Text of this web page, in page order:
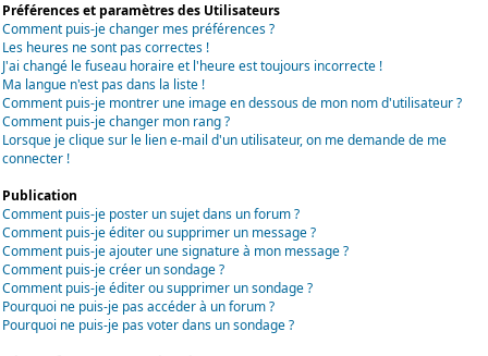
Préférences et paramètres des Utilisateurs
Comment puis-je changer mes préférences ?
Les heures ne sont pas correctes !
J'ai changé le fuseau horaire et l'heure est toujours incorrecte !
Ma langue n'est pas dans la liste !
Comment puis-je montrer une image en dessous de mon nom d'utilisateur ?
Comment puis-je changer mon rang ?
Lorsque je clique sur le lien e-mail d'un utilisateur, on me demande de me
connecter !
Publication
Comment puis-je poster un sujet dans un forum ?
Comment puis-je éditer ou supprimer un message ?
Comment puis-je ajouter une signature à mon message ?
Comment puis-je créer un sondage ?
Comment puis-je éditer ou supprimer un sondage ?
Pourquoi ne puis-je pas accéder à un forum ?
Pourquoi ne puis-je pas voter dans un sondage ?